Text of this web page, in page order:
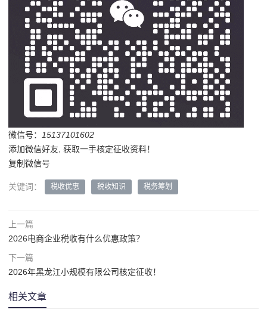
微信号：
15137101602
添加微信好友, 获取一手核定征收资料！
复制微信号
关键词： 税收优惠 税收知识 税务筹划
上一篇
2026电商企业税收有什么优惠政策？
下一篇
2026年黑龙江小规模有限公司核定征收！
相关文章